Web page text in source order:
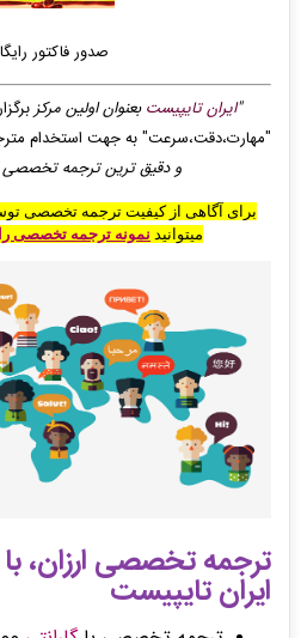
صدور فاکتور
"ایران تایپیستبعنوان اولین مرکز
"مهارت،دقت،سرعت" به جهت استخدام
و دقیق ترین ترجمه
برای آگاهی از کیفیت ترجمه تخصصی
میتوانید نمونه ترجمه تخصصی
ترجمه تخصصی ارزان،
ایران تایپیست